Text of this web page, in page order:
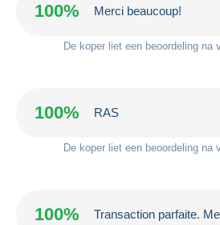
100% Merci beaucoup!
De koper liet een beoordeling na
100% RAS
De koper liet een beoordeling na
100% Transaction parfaite.